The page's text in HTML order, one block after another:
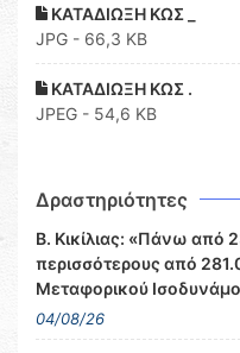
ΚΑΤΑΔΙΩΞΗ ΚΩΣ _
JPG - 66,3 KB
ΚΑΤΑΔΙΩΞΗ ΚΩΣ .
JPEG - 54,6 KB
Δραστηριότητες
Β. Κικίλιας: «Πάνω από
περισσότερους από
Μεταφορικού
04/08/26